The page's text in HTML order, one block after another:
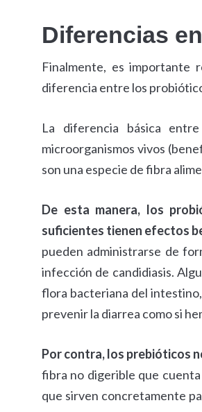
Diferencias
Finalmente, es importante
diferencia entre los
La diferencia básica
microorganismos vivos
son una especie de fibra
De esta manera, los
suficientes tienen efectos
pueden administrarse de
infección de candidiasis.
flora bacteriana del
prevenir la diarrea como si
Por contra, los prebióticos
fibra no digerible que
que sirven concretamente